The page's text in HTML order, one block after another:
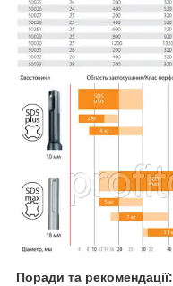
Поради та рекомендації: